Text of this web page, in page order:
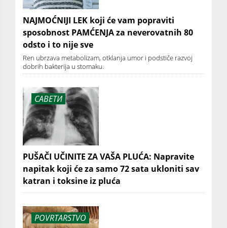
NAJMOĆNIJI LEK koji će vam popraviti
sposobnost PAMĆENJA za neverovatnih 80
odsto i to nije sve
Ren ubrzava metabolizam, otklanja umor i podstiče razvoj
dobrih bakterija u stomaku.
САВЕТИ
PUŠAČI UČINITE ZA VAŠA PLUĆA: Napravite
napitak koji će za samo 72 sata ukloniti sav
katran i toksine iz pluća
POVRTARSTVO